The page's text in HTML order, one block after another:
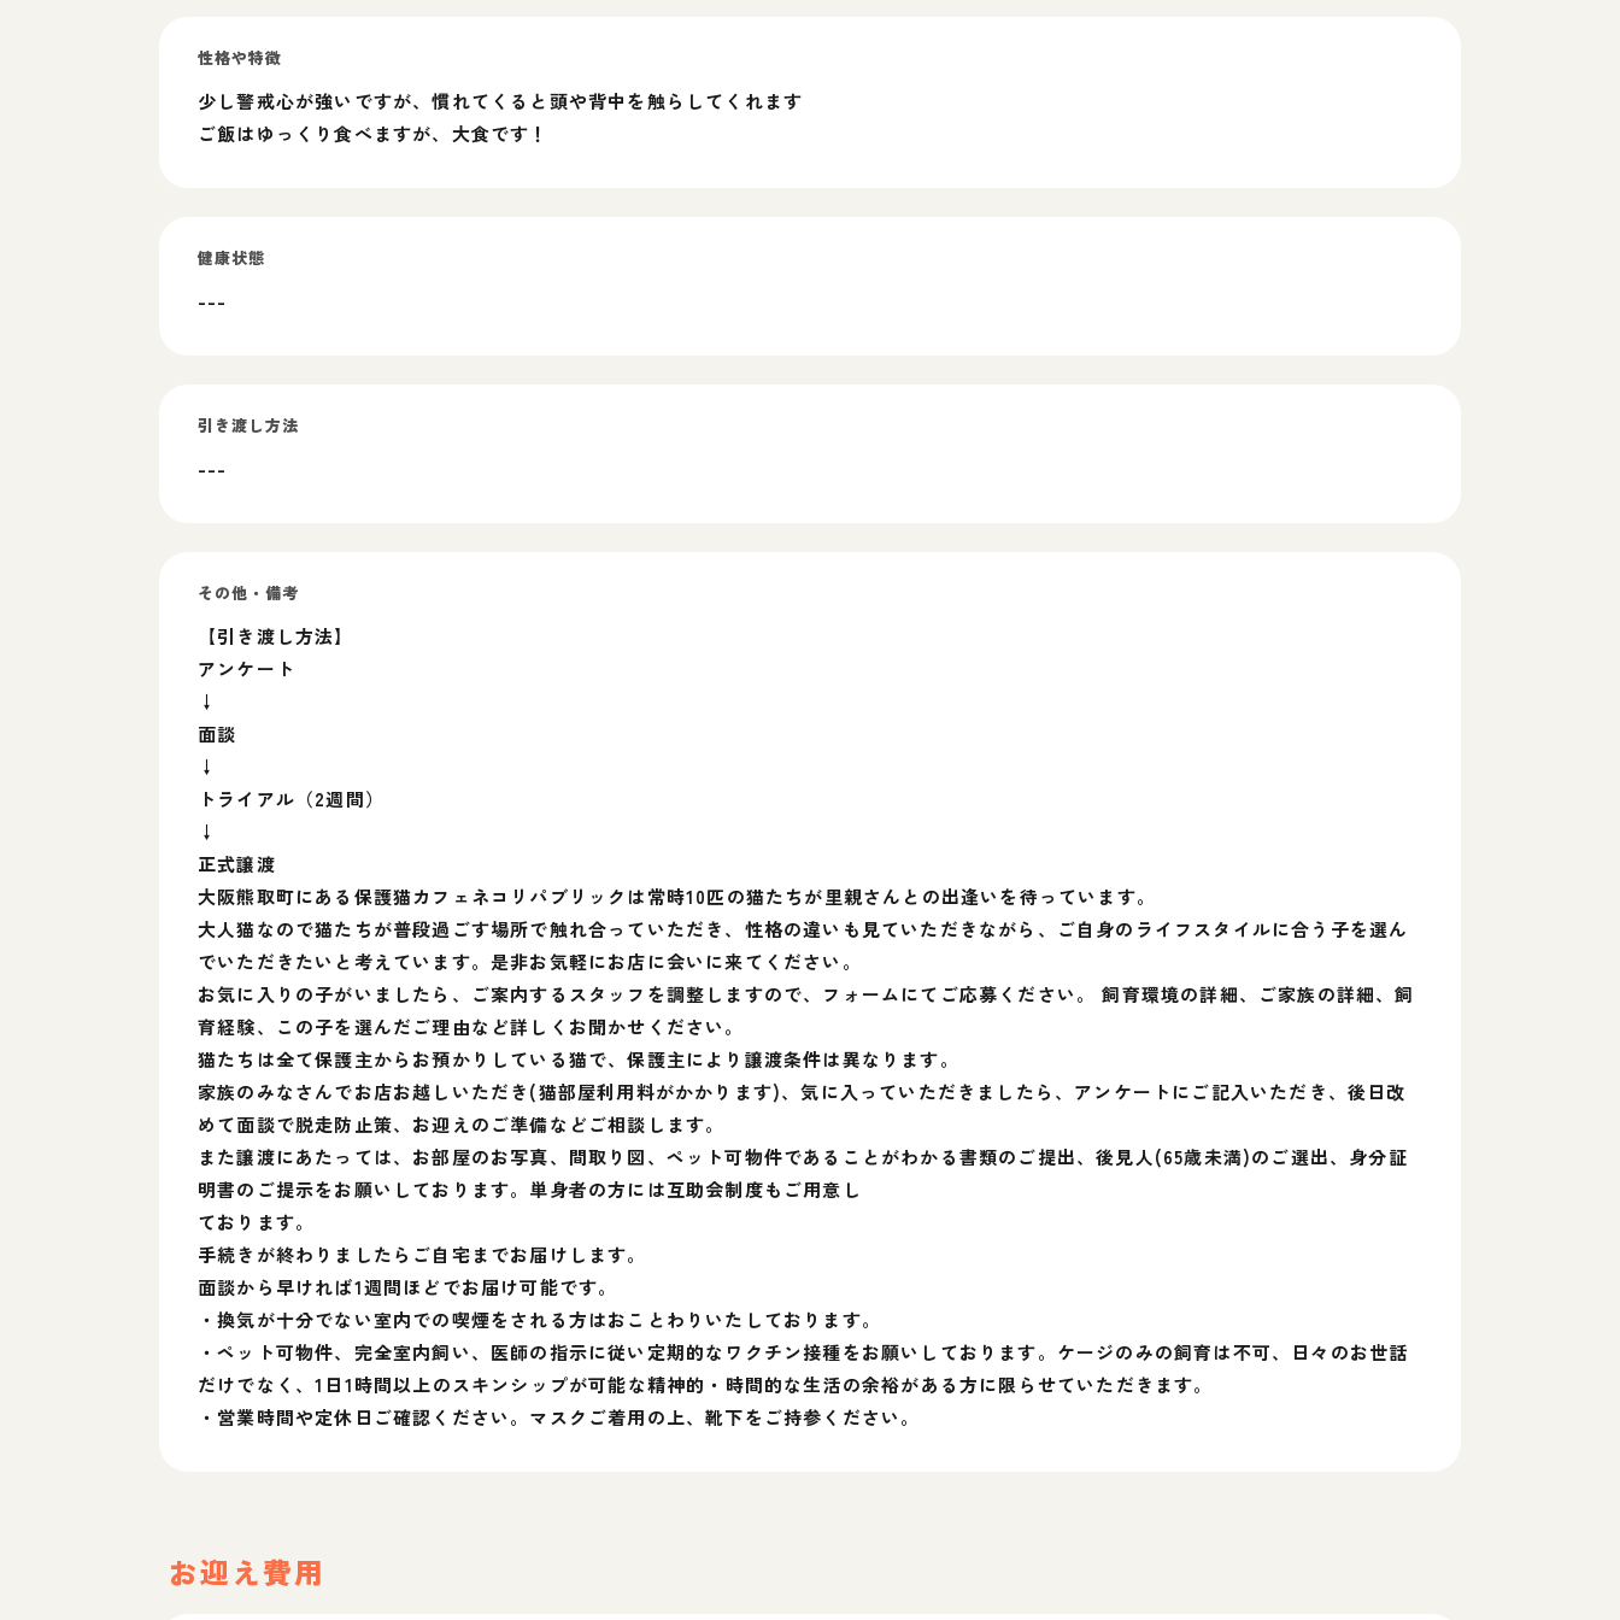
性格や特徴
少し警戒心が強いですが、慣れてくると頭や背中を触らしてくれます
ご飯はゆっくり食べますが、大食です！
健康状態
---
引き渡し方法
---
その他・備考
【引き渡し方法】
アンケート
↓
面談
↓
トライアル（2週間）
↓
正式譲渡
大阪熊取町にある保護猫カフェネコリパブリックは常時10匹の猫たちが里親さんとの出逢いを待っています。
大人猫なので猫たちが普段過ごす場所で触れ合っていただき、性格の違いも見ていただきながら、ご自身のライフスタイルに合う子を選ん
でいただきたいと考えています。是非お気軽にお店に会いに来てください。
お気に入りの子がいましたら、ご案内するスタッフを調整しますので、フォームにてご応募ください。 飼育環境の詳細、ご家族の詳細、飼
育経験、この子を選んだご理由など詳しくお聞かせください。
猫たちは全て保護主からお預かりしている猫で、保護主により譲渡条件は異なります。
家族のみなさんでお店お越しいただき(猫部屋利用料がかかります)、気に入っていただきましたら、アンケートにご記入いただき、後日改
めて面談で脱走防止策、お迎えのご準備などご相談します。
また譲渡にあたっては、お部屋のお写真、間取り図、ペット可物件であることがわかる書類のご提出、後見人(65歳未満)のご選出、身分証
明書のご提示をお願いしております。単身者の方には互助会制度もご用意し
ております。
手続きが終わりましたらご自宅までお届けします。
面談から早ければ1週間ほどでお届け可能です。
・換気が十分でない室内での喫煙をされる方はおことわりいたしております。
・ペット可物件、完全室内飼い、医師の指示に従い定期的なワクチン接種をお願いしております。ケージのみの飼育は不可、日々のお世話
だけでなく、1日1時間以上のスキンシップが可能な精神的・時間的な生活の余裕がある方に限らせていただきます。
・営業時間や定休日ご確認ください。マスクご着用の上、靴下をご持参ください。
お迎え費用